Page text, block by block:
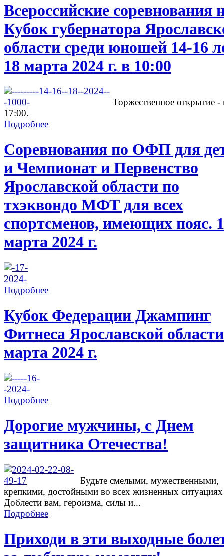
Всероссийские соревнования
Кубок губернатора
области среди юношей 14-16
18 марта 2024 г. в 10:00
Торжественное открытие -
17:00.
Подробнее
Соревнования по ОФП для
и Чемпионат и Первенство
Ярославской области по
тхэквондо МФТ для всех
спортсменов, имеющих пояс.
марта 2024 г.
Подробнее
Кубок Федерации Джампинг
Фитнеса Ярославской
марта 2024 г.
Подробнее
Дорогие мужчины, с Днем
защитника Отечества!
Будьте смелыми, мужественными,
крепкими, достойными во всех жизненных
Доблести вам, героизма, силы и...
Подробнее
Приходи в эти выходные